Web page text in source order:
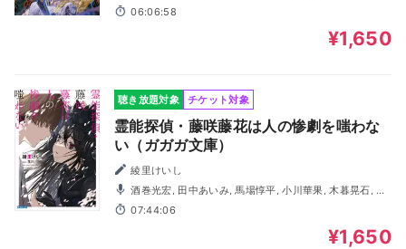
06:06:58
¥1,650
聴き放題対象 チケット対象
霊能探偵・藤咲藤花は人の惨劇を嗤わな
い（ガガガ文庫）
綾里けいし
酒巻光宏, 田中あいみ, 馬場惇平, 小川華果, 木暮晃石, 仲
咲志織, 弓野真紀, 由崎詩織
07:44:06
¥1,650